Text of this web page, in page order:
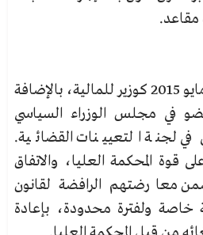
مقاعد.
وتم تعيين كحلون في 14 مايو 2015 كوزير للمالية، بالإضافة
في مجلس الوزراء السياسي
لجنة التعيينات القضائية.
قوة المحكمة العليا، والاتفاق
معارضتهم الرافضة لقانون
ولفترة محدودة، بإعادة